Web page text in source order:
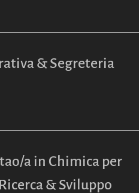
& Segreteria
a in Chimica per
& Sviluppo